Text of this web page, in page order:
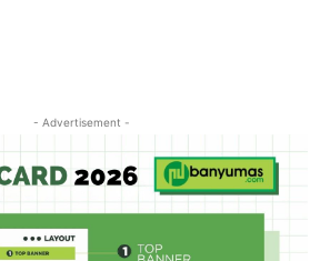
- Advertisement -